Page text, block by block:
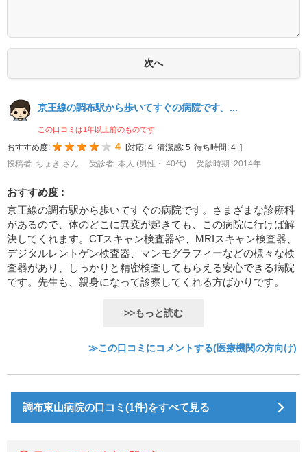
京王線の調布駅から歩いてすぐの病院です。...
この口コミは1年以上前のものです
おすすめ度: 4 対応: 4 清潔感: 5 待ち時間: 4
投稿者: ちょき さん
受診者: 本人 (男性・ 40代) 受診時期: 2014年
おすすめ度 :
京王線の調布駅から歩いてすぐの病院です。さまざまな診療科
があるので、体のどこに異変が起きても、この病院に行けば解
決してくれます。CTスキャン検査器や、MRIスキャン検査器、
デジタルレントゲン検査器、マンモグラフィーなどの様々な検
査器があり、しっかりと精密検査してもらえる安心できる病院
です。先生も、親身になって診察してくれる方ばかりです。
>>もっと読む
≫この口コミにコメントする(医療機関の方向け)
調布東山病院の口コミ(1件)をすべて見る